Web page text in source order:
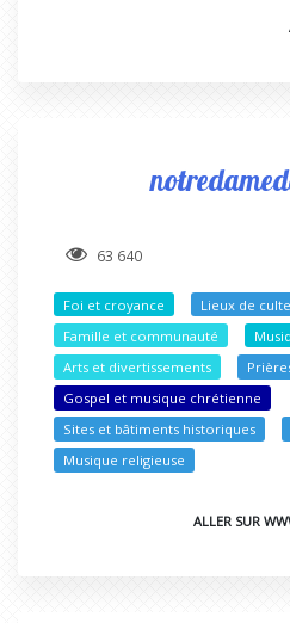
63 640
Foi et croyance
Lieux de
Famille et communauté
Arts et divertissements
Gospel et musique chrétienne
Sites et bâtiments historiques
Musique religieuse
ALLER SUR